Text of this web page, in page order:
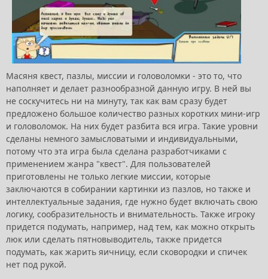
Масяня квест, пазлы, миссии и головоломки - это то, что
наполняет и делает разнообразной данную игру. В ней вы
не соскучитесь ни на минуту, так как вам сразу будет
предложено большое количество разных коротких мини-игр
и головоломок. На них будет разбита вся игра. Такие уровни
сделаны немного замысловатыми и индивидуальными,
потому что эта игра была сделана разработчиками с
применением жанра "квест". Для пользователей
приготовлены не только легкие миссии, которые
заключаются в собирании картинки из пазлов, но также и
интеллектуальные задания, где нужно будет включать свою
логику, сообразительность и внимательность. Также игроку
придется подумать, например, над тем, как можно открыть
люк или сделать пятновыводитель, также придется
подумать, как жарить яичницу, если сковородки и спичек
нет под рукой.